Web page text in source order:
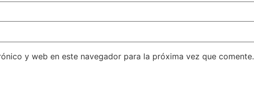
y web en este navegador para la próxima vez que comente.